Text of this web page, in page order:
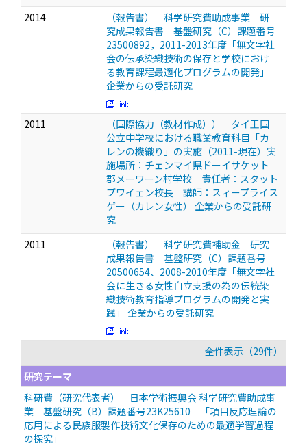
2014
（報告書） 科学研究費助成事業 研
究成果報告書 基盤研究（C）課題番号
23500892，2011-2013年度「無文字社
会の伝承染織技術の保存と学校におけ
る教育課程最適化プログラムの開発」
企業からの受託研究
2011
（国際協力（教材作成）） タイ王国
公立中学校における職業教育科目「カ
レンの機織り」の実施（2011-現在）実
施場所：チェンマイ県ドーイサケット
郡メーワーン村学校 責任者：スタット
プワイェン校長 講師：スィープライス
ゲー（カレン女性） 企業からの受託研
究
2011
（報告書） 科学研究費補助金 研究
成果報告書 基盤研究（C）課題番号
20500654、2008-2010年度「無文字社
会に生きる女性自立支援の為の伝統染
織技術教育指導プログラムの開発と実
践」 企業からの受託研究
全件表示（29件）
研究テーマ
科研費（研究代表者） 日本学術振興会 科学研究費助成事
業 基盤研究（B）課題番号23K25610 「項目反応理論の
応用による民族服製作技術文化保存のための最適学習過程
の探究」